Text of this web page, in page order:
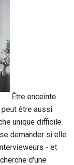
Être enceinte
être aussi.
unique difficile.
demander si elle
- et
d'une